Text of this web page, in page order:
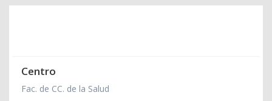
Centro
Fac. de CC. de la Salud